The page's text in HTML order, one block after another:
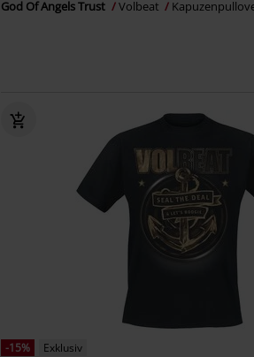
God Of Angels Trust Volbeat
-15%
Exklusiv